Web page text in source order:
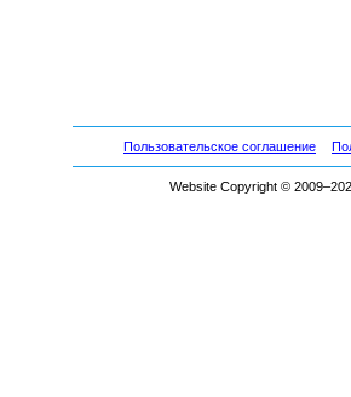
Пользовательское соглашение
Website Copyright ©